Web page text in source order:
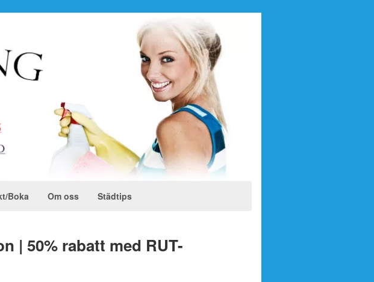
Boka Om oss Städtips
| 50% rabatt med RUT-